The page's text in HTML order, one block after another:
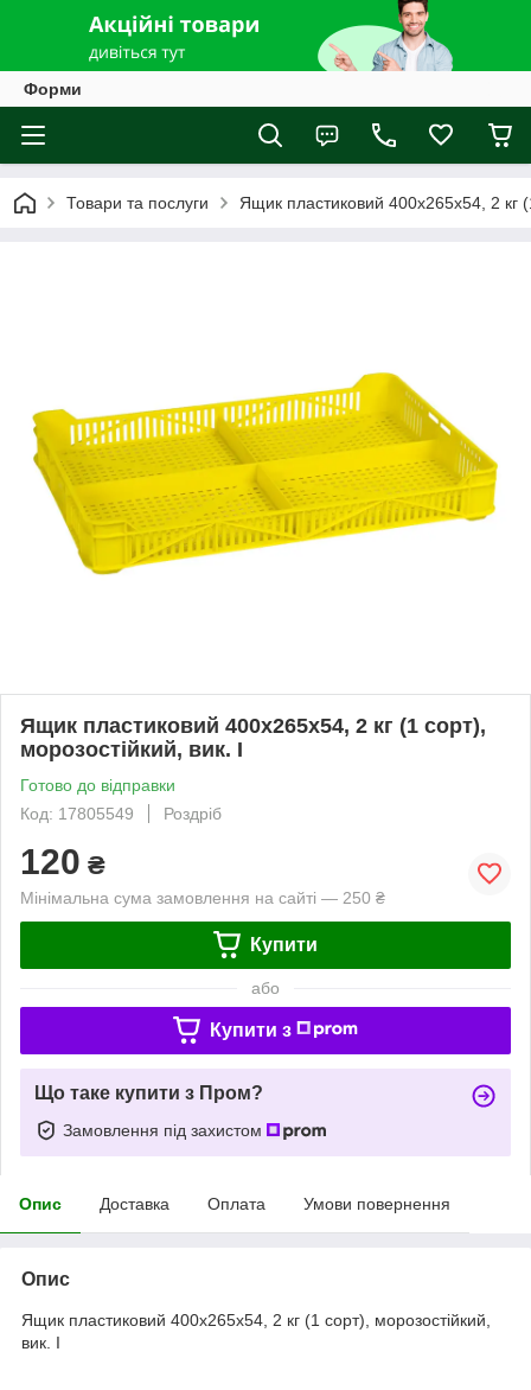
Форми
Товари та послуги Ящик пластиковий 400х265х54, 2 кг
Ящик пластиковий 400х265х54, 2 кг (1 сорт),
морозостійкий, вик. I
Готово до відправки
Код: 17805549
Роздріб
120 ₴
Мінімальна сума замовлення на сайті — 250 ₴
Купити
або
Купити з
Що таке купити з Пром?
Замовлення під захистом
Опис Доставка Оплата Умови повернення
Опис
Ящик пластиковий 400х265х54, 2 кг (1 сорт), морозостійкий,
вик. I